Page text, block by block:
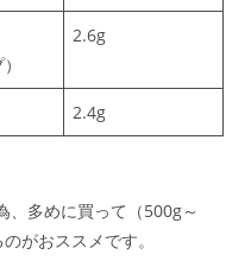
2.6g
2.4g
多めに買って（500g～
がおススメです。